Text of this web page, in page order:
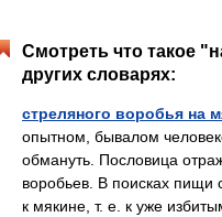
Смотреть что такое
других словарях:
стреляного воробья на
опытном, бывалом
обмануть. Пословица
воробьев. В поисках пищи
к мякине, т. е. к уже